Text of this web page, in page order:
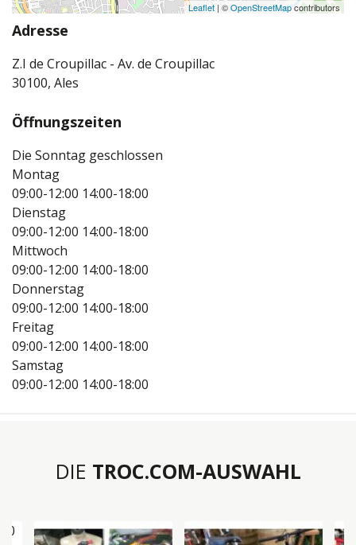
Leaflet | ©OpenStreetMapcontributors
Adresse
Z.I de Croupillac - Av. de Croupillac
30100, Ales
Öffnungszeiten
Die Sonntag geschlossen
Montag
09:00-12:00 14:00-18:00
Dienstag
09:00-12:00 14:00-18:00
Mittwoch
09:00-12:00 14:00-18:00
Donnerstag
09:00-12:00 14:00-18:00
Freitag
09:00-12:00 14:00-18:00
Samstag
09:00-12:00 14:00-18:00
DIE TROC.COM-AUSWAHL